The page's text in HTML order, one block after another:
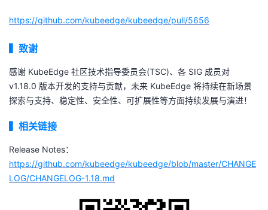
https://github.com/kubeedge/kubeedge/pull/5656
致谢
感谢 KubeEdge 社区技术指导委员会(TSC)、各 SIG 成员对
v1.18.0 版本开发的支持与贡献，未来 KubeEdge 将持续在新场景
探索与支持、稳定性、安全性、可扩展性等方面持续发展与演进！
相关链接
Release Notes：
https://github.com/kubeedge/kubeedge/blob/master/CHANGE
LOG/CHANGELOG-1.18.md